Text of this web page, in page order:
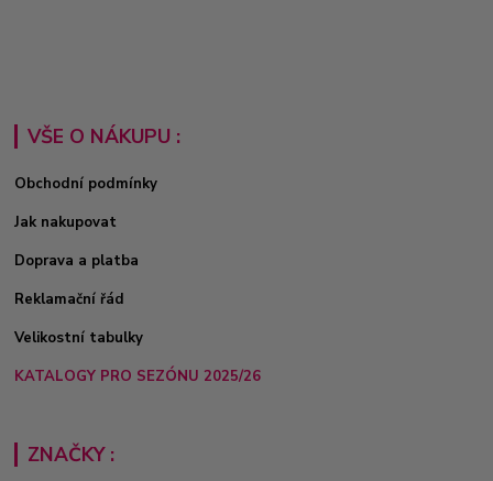
VŠE O NÁKUPU :
Obchodní podmínky
Jak nakupovat
Doprava a platba
Reklamační řád
Velikostní tabulky
KATALOGY PRO SEZÓNU 2025/26
ZNAČKY :